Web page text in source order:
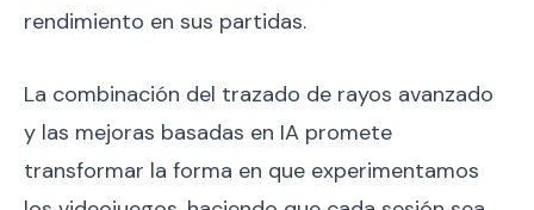
rendimiento en sus partidas.
La combinación del trazado de rayos avanzado
y las mejoras basadas en IA promete
transformar la forma en que experimentamos